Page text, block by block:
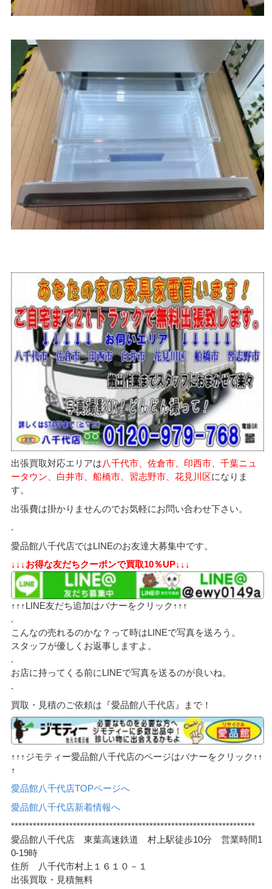
出張買取対応エリアは八千代市、佐倉市、印西市、千葉ニュ
ータウン、白井市、船橋市、習志野市、花見川区になりま
す。
出張費は掛かりませんのでお気軽にお問い合わせ下さい。
.
愛品館八千代店ではLINEのお友達大募集中です。
↓↓↓お得な友だちクーポンで買取10％UP↓↓↓
↑↑↑LINE友だち追加はバナーをクリック↑↑↑
.
こんなの売れるのかな？って時はLINEで写真を送ろう。
スタッフが優しくお返事しますよ。
.
お店に持ってくる前にLINEで写真を送るのが良いね。
.
買取・見積のご依頼は『愛品館八千代店』まで！
↑↑↑ジモティー愛品館八千代店のページはバナーをクリック↑↑
↑
愛品館八千代店TOPページへ
愛品館八千代店新着情報へ
*******************************************************************
愛品館八千代店 東葉高速鉄道 村上駅徒歩10分 営業時間1
0-19時
住所 八千代市村上１６１０－１
出張買取・見積無料